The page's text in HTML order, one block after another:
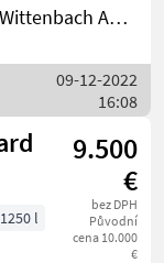
Maschinencenter Wittenbach AG (Landtechnik)
09-12-2022
16:08
9.500
€
bez DPH
Původní
cena 10.000
€
1250 l